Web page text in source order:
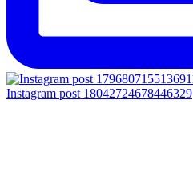
Instagram post 18042724678446329